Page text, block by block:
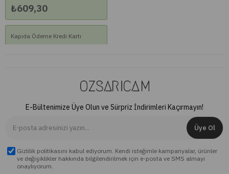
₺609,30
Kapıda Ödeme Kredi Kartı
E-Bültenimize Üye Olun ve Sürpriz İndirimleri Kaçırmayın!
Üye Ol
Gizlilik politikasını kabul ediyorum. Kendi isteğimle kampanyalar, ürünler
ve değişiklikler hakkında bilgilendirilmek için e-posta ve SMS almayı
onaylıyorum.